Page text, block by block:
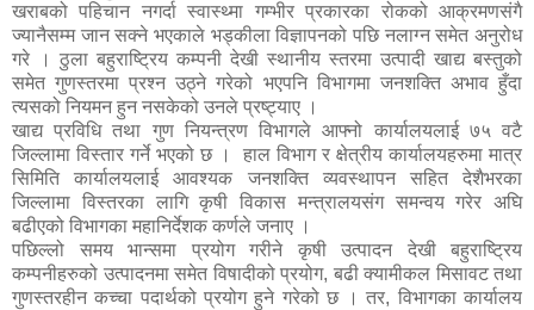
खराबको पहिचान नगर्दा स्वास्थ्मा गम्भीर प्रकारका रोकको आक्रमणसंगै
ज्यानैसम्म जान सक्ने भएकाले भड्कीला विज्ञापनको पछि नलाग्न समेत अनुरोध
गरे । ठुला बहुराष्ट्रिय कम्पनी देखी स्थानीय स्तरमा उत्पादी खाद्य बस्तुको
समेत गुणस्तरमा प्रश्न उठ्ने गरेको भएपनि विभागमा जनशक्ति अभाव हुँदा
त्यसको नियमन हुन नसकेको उनले प्रष्ट्याए ।
खाद्य प्रविधि तथा गुण नियन्त्रण विभागले आफ्नो कार्यालयलाई ७५ वटै
जिल्लामा विस्तार गर्ने भएको छ । हाल विभाग र क्षेत्रीय कार्यालयहरुमा मात्र
सिमिति कार्यालयलाई आवश्यक जनशक्ति व्यवस्थापन सहित देशैभरका
जिल्लामा विस्तरका लागि कृषी विकास मन्त्रालयसंग समन्वय गरेर अघि
बढीएको विभागका महानिर्देशक कर्णले जनाए ।
पछिल्लो समय भान्समा प्रयोग गरीने कृषी उत्पादन देखी बहुराष्ट्रिय
कम्पनीहरुको उत्पादनमा समेत विषादीको प्रयोग, बढी क्यामीकल मिसावट तथा
गुणस्तरहीन कच्चा पदार्थको प्रयोग हुने गरेको छ । तर, विभागका कार्यालय